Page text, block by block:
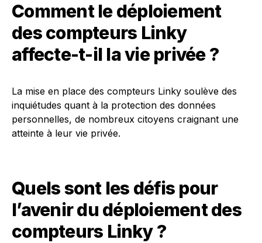
Comment le déploiement
des compteurs Linky
affecte-t-il la vie privée ?
La mise en place des compteurs Linky soulève des
inquiétudes quant à la protection des données
personnelles, de nombreux citoyens craignant une
atteinte à leur vie privée.
Quels sont les défis pour
l’avenir du déploiement des
compteurs Linky ?